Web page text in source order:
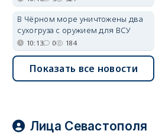
В Чёрном море уничтожены два
сухогруза с оружием для ВСУ
10:13 0 184
Показать все новости
Лица Севастополя